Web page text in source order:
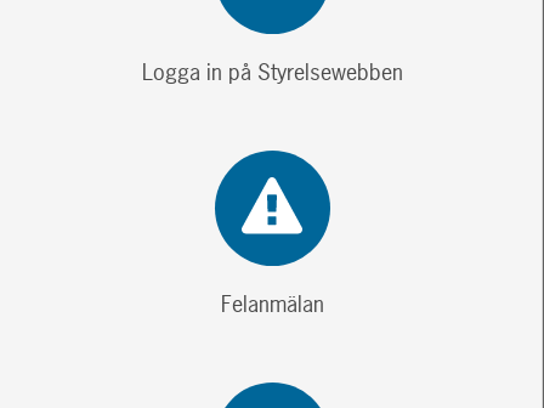
Logga in på Styrelsewebben
Felanmälan